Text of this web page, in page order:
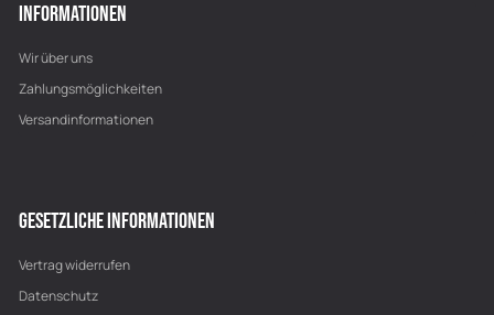
INFORMATIONEN
Wir über uns
Zahlungsmöglichkeiten
Versandinformationen
GESETZLICHE INFORMATIONEN
Vertrag widerrufen
Datenschutz